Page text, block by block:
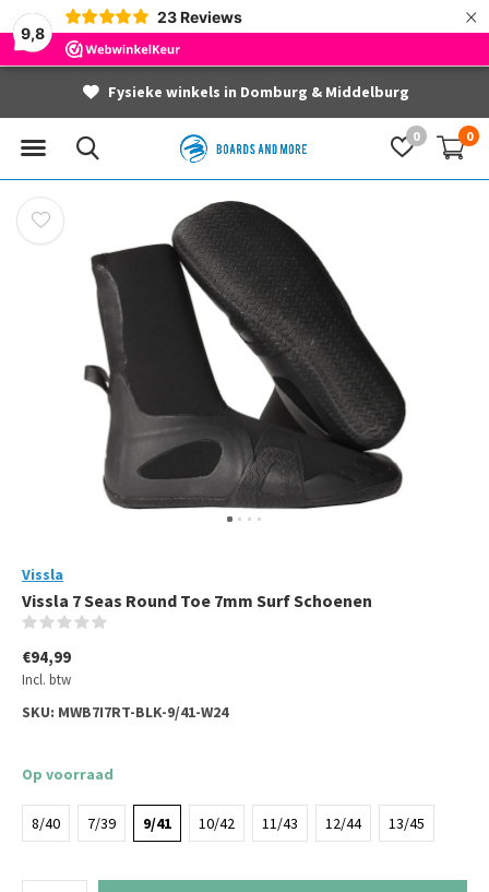
9,8
23 Reviews ×
0 0
Fysieke winkels in Domburg & Middelburg
Vissla
Vissla 7 Seas Round Toe 7mm Surf Schoenen
€94,99
Incl. btw
SKU: MWB7I7RT-BLK-9/41-W24
Op voorraad
8/40 7/39 9/41 10/42 11/43 12/44 13/45